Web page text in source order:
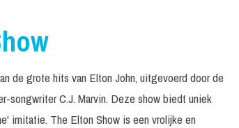
de grote hits van Elton John, uitgevoerd door de
songwriter C.J. Marvin. Deze show biedt uniek
imitatie. The Elton Show is een vrolijke en